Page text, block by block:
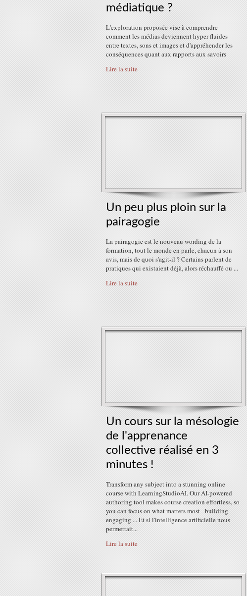
médiatique ?
L'exploration proposée vise à comprendre
comment les médias deviennent hyper fluides
entre textes, sons et images et d'appréhender les
conséquences quant aux rapports aux savoirs
Lire la suite
Un peu plus ploin sur la
pairagogie
La pairagogie est le nouveau wording de la
formation, tout le monde en parle, chacun à son
avis, mais de quoi s'agit-il ? Certains parlent de
pratiques qui existaient déjà, alors réchauffé ou ...
Lire la suite
Un cours sur la mésologie
de l'apprenance
collective réalisé en 3
minutes !
Transform any subject into a stunning online
course with LearningStudioAI. Our AI-powered
authoring tool makes course creation effortless, so
you can focus on what matters most - building
engaging ... Et si l'intelligence artificielle nous
permettait...
Lire la suite